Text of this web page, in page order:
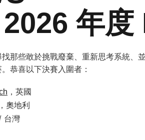
年
那些敢於挑戰廢棄、重新思考系統
恭喜以下決賽入圍者：
，英國
，奧地利
台灣